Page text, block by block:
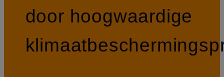
door hoogwaardige